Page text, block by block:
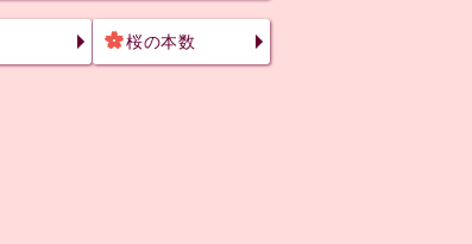
桜の本数